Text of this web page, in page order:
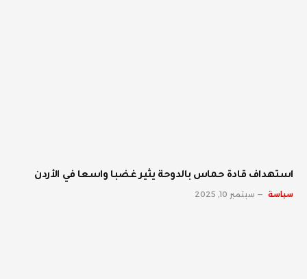
استهداف قادة حماس بالدوحة يثير غضبا واسعا في الأردن
سياسة سبتمبر 10, 2025